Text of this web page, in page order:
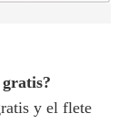
y el flete